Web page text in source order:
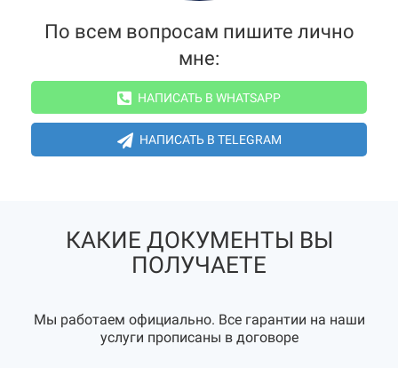
По всем вопросам пишите лично
мне:
НАПИСАТЬ В WHATSAPP
НАПИСАТЬ В TELEGRAM
КАКИЕ ДОКУМЕНТЫ ВЫ
ПОЛУЧАЕТЕ
Мы работаем официально. Все гарантии на наши
услуги прописаны в договоре